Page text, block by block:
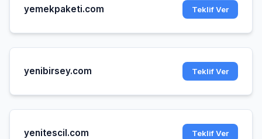
yemekpaketi.com Teklif Ver
yenibirsey.com Teklif Ver
yenitescil.com Teklif Ver